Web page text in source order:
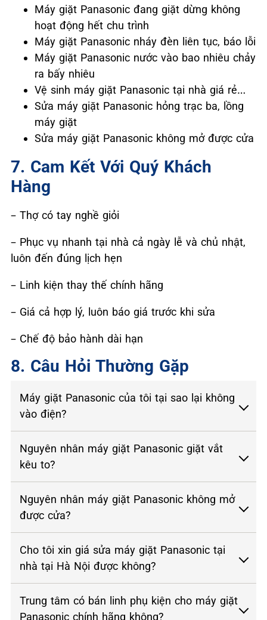
Máy giặt Panasonic đang giặt dừng không
hoạt động hết chu trình
Máy giặt Panasonic nháy đèn liên tục, báo lỗi
Máy giặt Panasonic nước vào bao nhiêu chảy
ra bấy nhiêu
Vệ sinh máy giặt Panasonic tại nhà giá rẻ…
Sửa máy giặt Panasonic hỏng trạc ba, lồng
máy giặt
Sửa máy giặt Panasonic không mở được cửa
7. Cam Kết Với Quý Khách
Hàng
– Thợ có tay nghề giỏi
– Phục vụ nhanh tại nhà cả ngày lễ và chủ nhật,
luôn đến đúng lịch hẹn
– Linh kiện thay thế chính hãng
– Giá cả hợp lý, luôn báo giá trước khi sửa
– Chế độ bảo hành dài hạn
8. Câu Hỏi Thường Gặp
Máy giặt Panasonic của tôi tại sao lại không
vào điện?
Nguyên nhân máy giặt Panasonic giặt vắt
kêu to?
Nguyên nhân máy giặt Panasonic không mở
được cửa?
Cho tôi xin giá sửa máy giặt Panasonic tại
nhà tại Hà Nội được không?
Trung tâm có bán linh phụ kiện cho máy giặt
Panasonic chính hãng không?